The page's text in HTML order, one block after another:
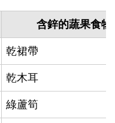
含鋅的蔬果食物
乾裙帶
乾木耳
綠蘆筍